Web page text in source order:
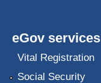
eGov services
Vital Registration
Social Security